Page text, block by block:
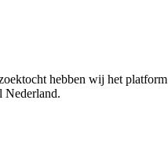
hebben wij het platform
Nederland.